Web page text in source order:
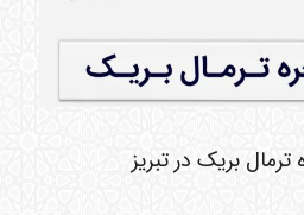
بریک در تبریز